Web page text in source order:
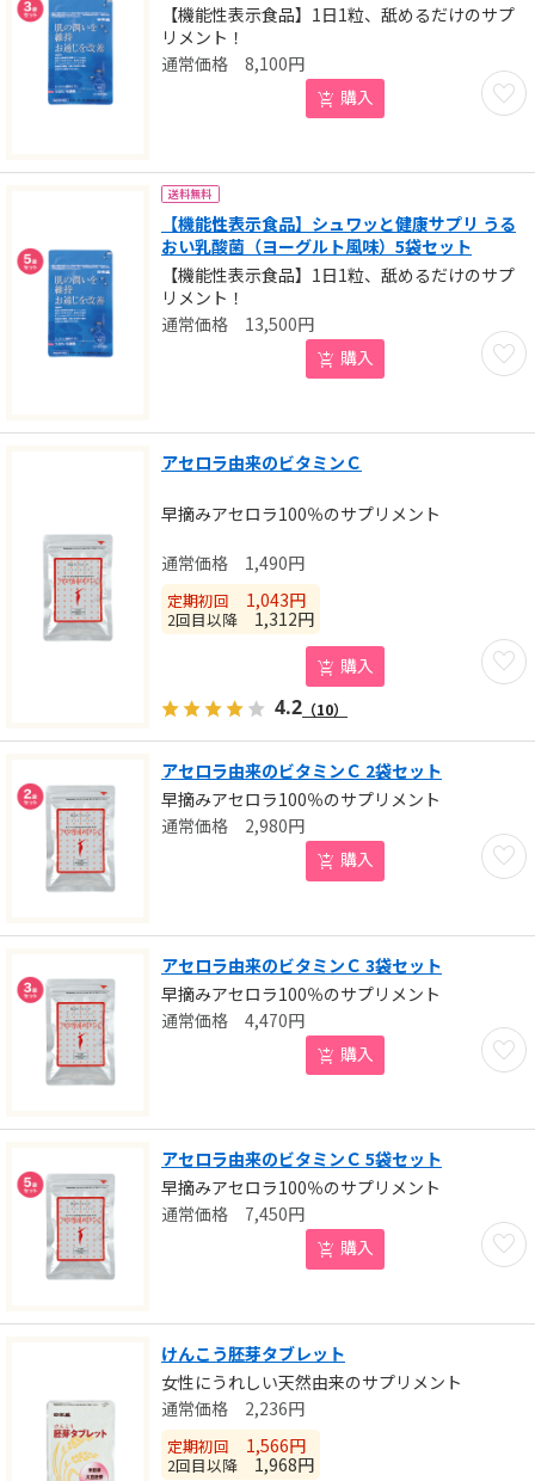
【機能性表示食品】1日1粒、舐めるだけのサプ
リメント！
お気
8,100円
購入
送料無料
【機能性表示食品】シュワッと健康サプリ うる
おい乳酸菌（ヨーグルト風味）5袋セット
【機能性表示食品】1日1粒、舐めるだけのサプ
リメント！
お気
13,500円
購入
アセロラ由来のビタミンＣ
早摘みアセロラ100％のサプリメント
お気
1,490円
定期初回 1,043円
2回目以降 1,312円
購入
4.2 （10）
アセロラ由来のビタミンＣ 2袋セット
早摘みアセロラ100％のサプリメント
お気
2,980円
購入
アセロラ由来のビタミンＣ 3袋セット
早摘みアセロラ100％のサプリメント
お気
4,470円
購入
アセロラ由来のビタミンＣ 5袋セット
早摘みアセロラ100％のサプリメント
お気
7,450円
購入
けんこう胚芽タブレット
女性にうれしい天然由来のサプリメント
2,236円
定期初回 1,566円
2回目以降 1,968円